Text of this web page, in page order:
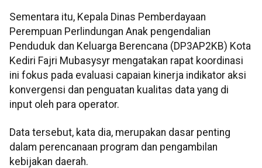
Sementara itu, Kepala Dinas Pemberdayaan
Perempuan Perlindungan Anak pengendalian
Penduduk dan Keluarga Berencana (DP3AP2KB) Kota
Kediri Fajri Mubasysyr mengatakan rapat koordinasi
ini fokus pada evaluasi capaian kinerja indikator aksi
konvergensi dan penguatan kualitas data yang di
input oleh para operator.
Data tersebut, kata dia, merupakan dasar penting
dalam perencanaan program dan pengambilan
kebijakan daerah.